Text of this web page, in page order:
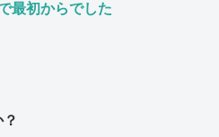
最初からでした